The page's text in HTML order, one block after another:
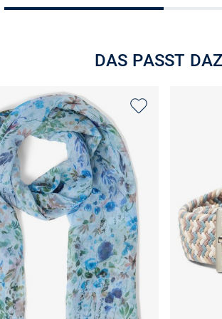
Größe auswählen
DAS PASST